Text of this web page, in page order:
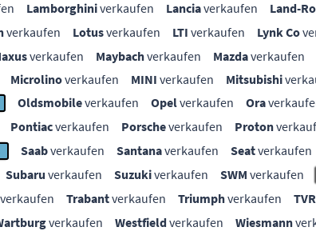
Lamborghiniverkaufen Lanciaverkaufen Land-
verkaufen Lotusverkaufen LTI verkaufen Lynk Co
verkaufen Maybachverkaufen Mazdaverkaufen
Microlinoverkaufen MINI verkaufen Mitsubishi
Oldsmobileverkaufen Opelverkaufen Ora
Pontiacverkaufen Porscheverkaufen Proton
Saabverkaufen Santanaverkaufen Seatverkaufen
Subaru verkaufen Suzukiverkaufen SWM verkaufen
verkaufen Trabantverkaufen Triumphverkaufen TVR
verkaufen Westfieldverkaufen Wiesmann